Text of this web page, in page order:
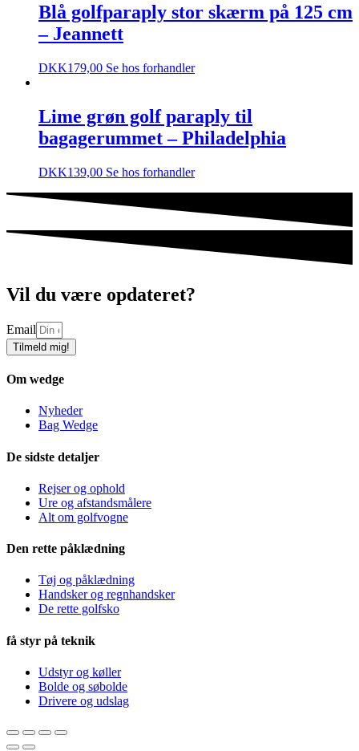
Blå golfparaply stor skærm på 125 cm
– Jeannett
DKK179,00 Se hos forhandler
Lime grøn golf paraply til
bagagerummet – Philadelphia
DKK139,00 Se hos forhandler
Vil du være opdateret?
Email
Tilmeld mig!
Om wedge
Nyheder
Bag Wedge
De sidste detaljer
Rejser og ophold
Ure og afstandsmålere
Alt om golfvogne
Den rette påklædning
Tøj og påklædning
Handsker og regnhandsker
De rette golfsko
få styr på teknik
Udstyr og køller
Bolde og søbolde
Drivere og udslag